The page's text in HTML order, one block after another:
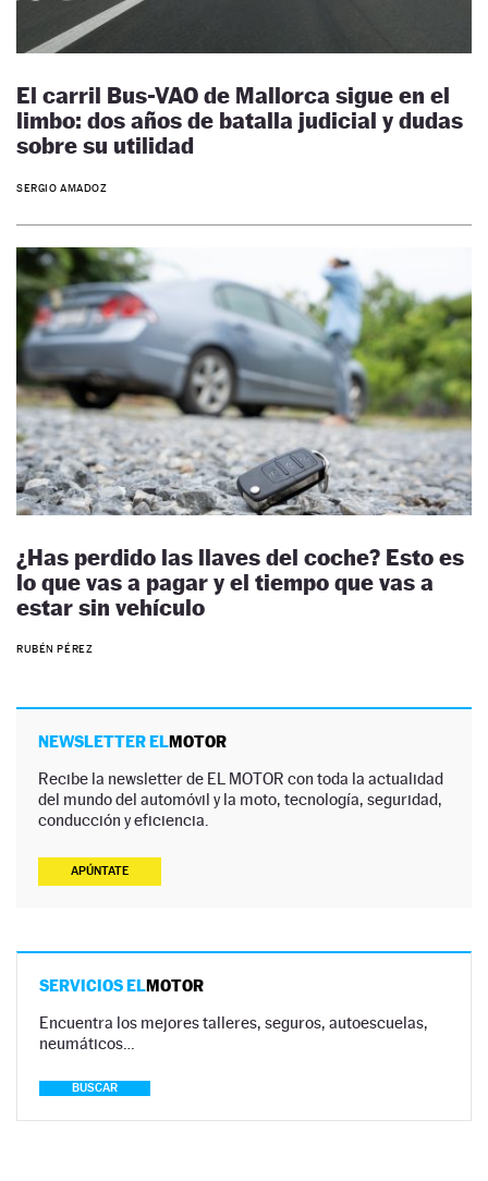
El carril Bus-VAO de Mallorca sigue en el
limbo: dos años de batalla judicial y dudas
sobre su utilidad
SERGIO AMADOZ
¿Has perdido las llaves del coche? Esto es
lo que vas a pagar y el tiempo que vas a
estar sin vehículo
RUBÉN PÉREZ
NEWSLETTER ELMOTOR
Recibe la newsletter de EL MOTOR con toda la actualidad
del mundo del automóvil y la moto, tecnología, seguridad,
conducción y eficiencia.
APÚNTATE
SERVICIOS ELMOTOR
Encuentra los mejores talleres, seguros, autoescuelas,
neumáticos…
BUSCAR